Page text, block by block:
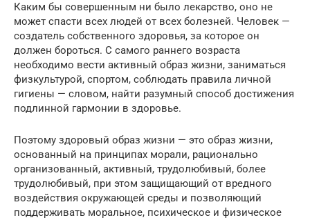
Каким бы совершенным ни было лекарство, оно не
может спасти всех людей от всех болезней. Человек —
создатель собственного здоровья, за которое он
должен бороться. С самого раннего возраста
необходимо вести активный образ жизни, заниматься
физкультурой, спортом, соблюдать правила личной
гигиены — словом, найти разумный способ достижения
подлинной гармонии в здоровье.
Поэтому здоровый образ жизни — это образ жизни,
основанный на принципах морали, рационально
организованный, активный, трудолюбивый, более
трудолюбивый, при этом защищающий от вредного
воздействия окружающей среды и позволяющий
поддерживать моральное, психическое и физическое